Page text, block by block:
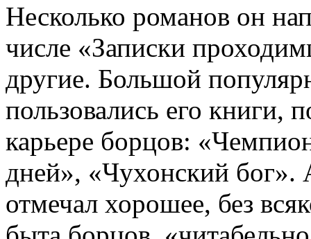
Несколько романов он
числе «Записки
другие. Большой
пользовались его книги,
карьере бoрцов:
дней», «Чухонский
отмечал хорошее, без